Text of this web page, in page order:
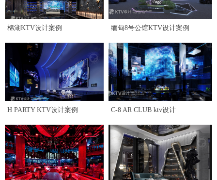
棉湖KTV设计案例 缅甸8号公馆KTV设计案例
H PARTY KTV设计案例 C-8 AR CLUB ktv设计